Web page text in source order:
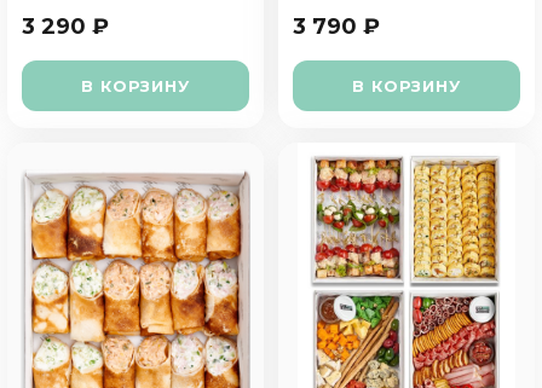
3 290 ₽
В КОРЗИНУ
3 790 ₽
В КОРЗИНУ